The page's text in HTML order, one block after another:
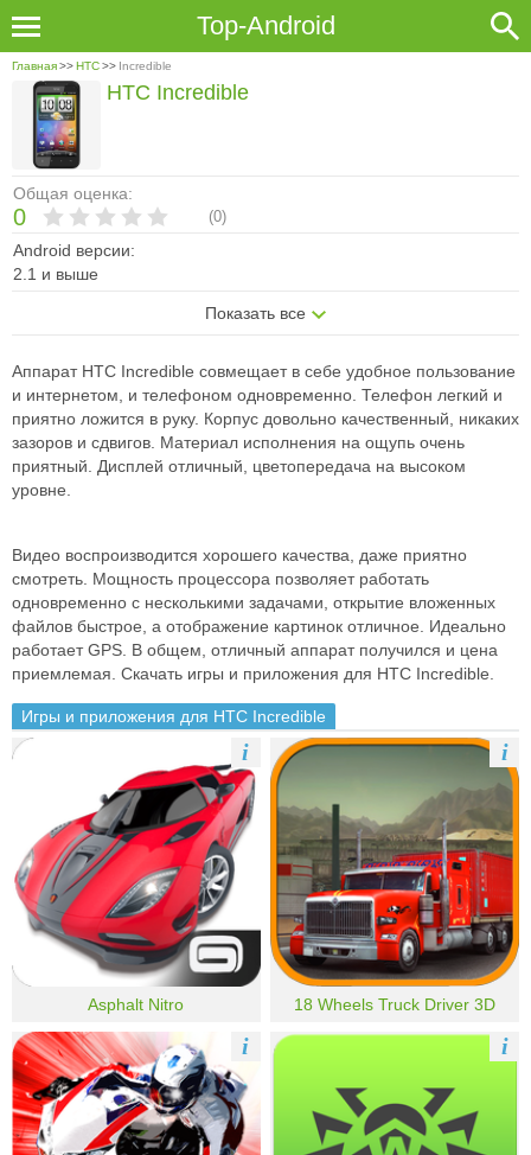
Top-Android
Главная>>HTC>> Incredible
Общая оценка:
0 (0)
Android версии:
2.1 и выше
Показать все
HTC Incredible
Аппарат HTC Incredible совмещает в себе удобное пользование
и интернетом, и телефоном одновременно. Телефон легкий и
приятно ложится в руку. Корпус довольно качественный, никаких
зазоров и сдвигов. Материал исполнения на ощупь очень
приятный. Дисплей отличный, цветопередача на высоком
уровне.
Видео воспроизводится хорошего качества, даже приятно
смотреть. Мощность процессора позволяет работать
одновременно с несколькими задачами, открытие вложенных
файлов быстрое, а отображение картинок отличное. Идеально
работает GPS. В общем, отличный аппарат получился и цена
приемлемая. Скачать игры и приложения для HTC Incredible.
Игры и приложения для HTC Incredible
Asphalt Nitro
i
18 Wheels Truck Driver 3D
i
i i